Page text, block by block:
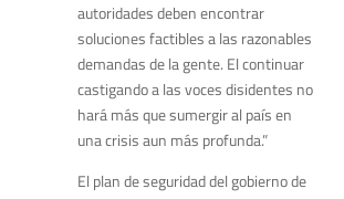
autoridades deben encontrar
soluciones factibles a las razonables
demandas de la gente. El continuar
castigando a las voces disidentes no
hará más que sumergir al país en
una crisis aun más profunda.”
El plan de seguridad del gobierno de